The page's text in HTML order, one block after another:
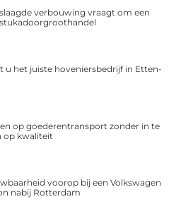
verbouwing vraagt om een
u het juiste hoveniersbedrijf in Etten-
op goederentransport zonder in te
op kwaliteit
voorop bij een Volkswagen
nabij Rotterdam